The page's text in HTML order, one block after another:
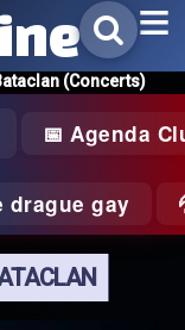
(Concerts)
📅 Agenda
drague gay